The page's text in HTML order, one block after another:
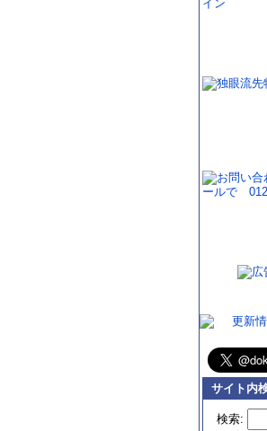
サイト内
検索: